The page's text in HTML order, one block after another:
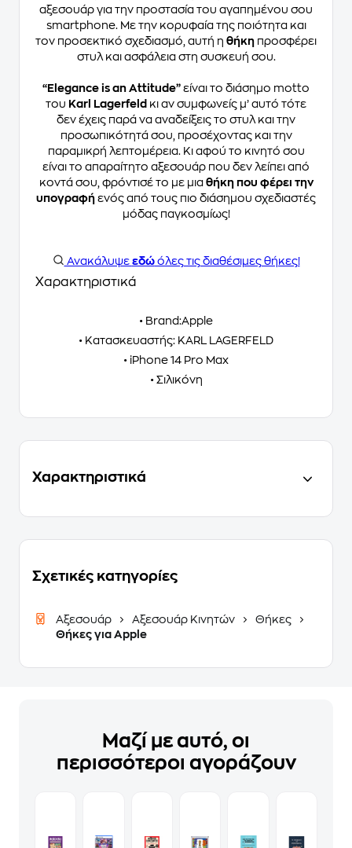
αξεσουάρ για την προστασία του αγαπημένου σου
smartphone. Με την κορυφαία της ποιότητα και
τον προσεκτικό σχεδιασμό, αυτή η θήκη προσφέρει
στυλ και ασφάλεια στη συσκευή σου.
“Elegance is an Attitude” είναι το διάσημο motto
του Karl Lagerfeld κι αν συμφωνείς μ’ αυτό τότε
δεν έχεις παρά να αναδείξεις το στυλ και την
προσωπικότητά σου, προσέχοντας και την
παραμικρή λεπτομέρεια. Κι αφού το κινητό σου
είναι το απαραίτητο αξεσουάρ που δεν λείπει από
κοντά σου, φρόντισέ το με μια θήκη που φέρει την
υπογραφή ενός από τους πιο διάσημου σχεδιαστές
μόδας παγκοσμίως!
Ανακάλυψε εδώόλες τις διαθέσιμες θήκες!
Χαρακτηριστικά
• Brand:Apple
• Κατασκευαστής: KARL LAGERFELD
• iPhone 14 Pro Max
• Σιλικόνη
Χαρακτηριστικά
Σχετικές κατηγορίες
Αξεσουάρ Αξεσουάρ Κινητών
Θήκες
Θήκες για Apple
Μαζί με αυτό, οι
περισσότεροι αγοράζουν